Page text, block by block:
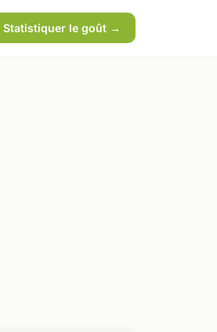
Statistiquer le goût →